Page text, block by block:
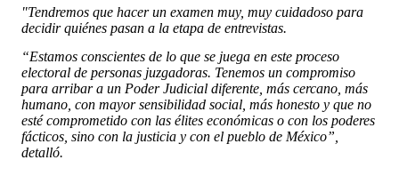
"Tendremos que hacer un examen muy, muy cuidadoso para
decidir quiénes pasan a la etapa de entrevistas.
“Estamos conscientes de lo que se juega en este proceso
electoral de personas juzgadoras. Tenemos un compromiso
para arribar a un Poder Judicial diferente, más cercano, más
humano, con mayor sensibilidad social, más honesto y que no
esté comprometido con las élites económicas o con los poderes
fácticos, sino con la justicia y con el pueblo de México”,
detalló.